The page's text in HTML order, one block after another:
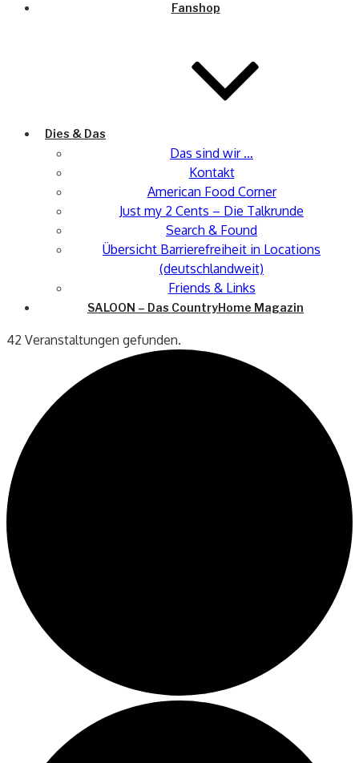
Fanshop
Dies & Das
Das sind wir …
Kontakt
American Food Corner
Just my 2 Cents – Die Talkrunde
Search & Found
Übersicht Barrierefreiheit in Locations
(deutschlandweit)
Friends & Links
SALOON – Das CountryHome Magazin
42 Veranstaltungen gefunden.